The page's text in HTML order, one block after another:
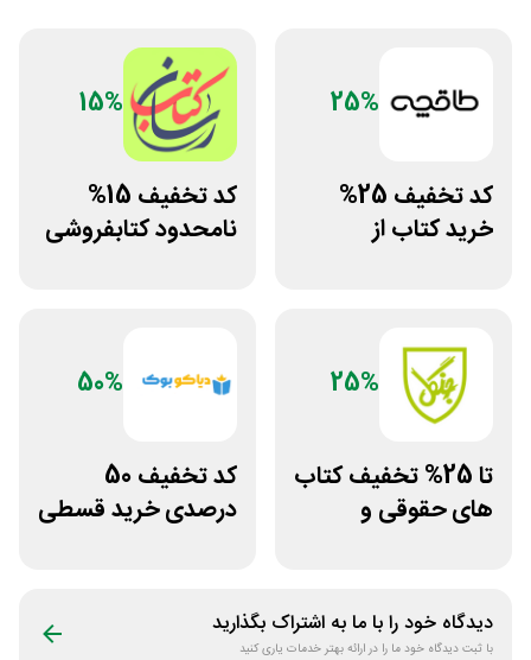
25%
کد تخفیف 25%
خرید کتاب از
15%
کد تخفیف 15%
نامحدود کتابفروشی
25%
تا 25% تخفیف کتاب
های حقوقی و
50%
کد تخفیف 50
درصدی خرید قسطی
دیدگاه خود را با ما به اشتراک بگذارید
با ثبت دیدگاه خود ما را در ارائه بهتر خدمات یاری کنید